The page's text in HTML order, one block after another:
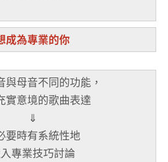
成為專業的你
與母音不同的功能，
實意境的歌曲表達
⇓
要時有系統性地
專業技巧討論